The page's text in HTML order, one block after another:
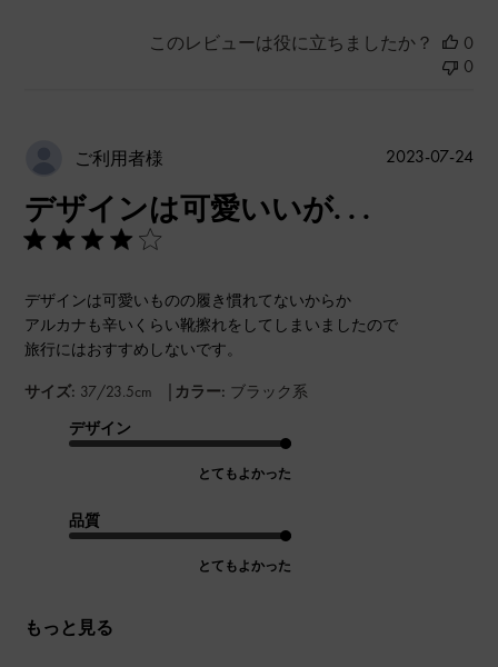
このレビューは役に立ちましたか？
0
0
ご利用者様
デザインは可愛いいが. . .
デザインは可愛いものの履き慣れてないからか
アルカナも辛いくらい靴擦れをしてしまいましたので
旅行にはおすすめしないです。
サイズ: 37/23.5cm | カラー: ブラック系
デザイン
とてもよかった
品質
とてもよかった
もっと見る
公
2023-07-24